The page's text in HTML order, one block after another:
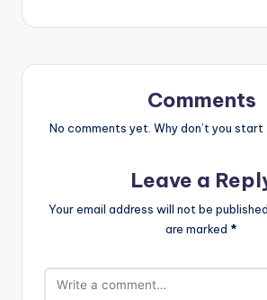
Comments
No comments yet. Why don’t you
Leave a
Your email address will not be
are marked *